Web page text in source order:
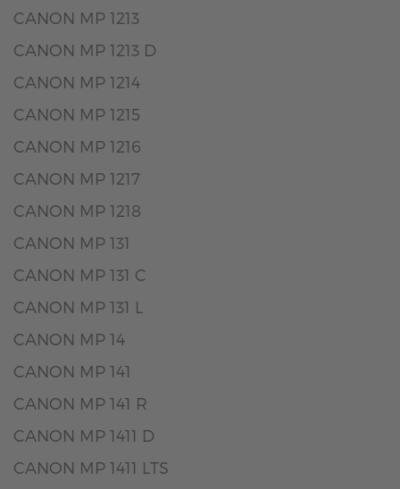
CANON MP 1213
CANON MP 1213 D
CANON MP 1214
CANON MP 1215
CANON MP 1216
CANON MP 1217
CANON MP 1218
CANON MP 131
CANON MP 131 C
CANON MP 131 L
CANON MP 14
CANON MP 141
CANON MP 141 R
CANON MP 1411 D
CANON MP 1411 LTS